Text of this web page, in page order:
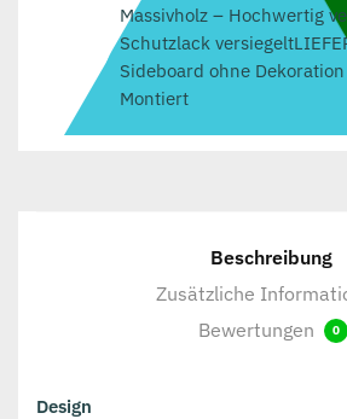
Massivholz – Hochwertig
Schutzlack
Sideboard ohne
Montiert
Beschreibung
Zusätzliche
Bewertungen
0
Design